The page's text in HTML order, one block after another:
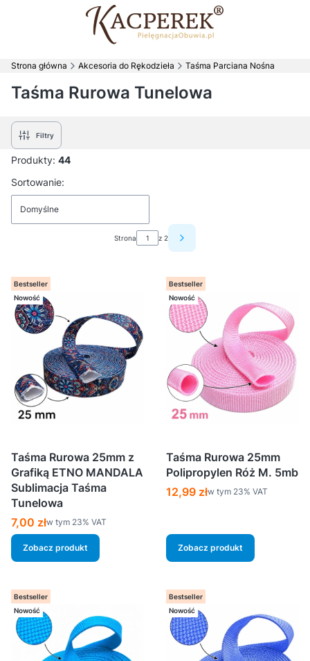
Strona główna Akcesoria do Rękodzieła Taśma Parciana Nośna
Taśma Rurowa Tunelowa
Filtry
Produkty: 44
Lista produktów
Sortowanie:
Domyślne
Strona z 2
Następne produkty
Bestseller
Nowość
Taśma Rurowa 25mm z
Grafiką ETNO MANDALA
Sublimacja Taśma
Tunelowa
Cena brutto
7,00 złw tym %s VAT
w tym 23% VAT
Zobacz produkt
Bestseller
Nowość
Taśma Rurowa 25mm
Polipropylen Róż M. 5mb
Cena brutto
12,99 złw tym %s VAT
w tym 23% VAT
Zobacz produkt
Bestseller
Nowość
Bestseller
Nowość